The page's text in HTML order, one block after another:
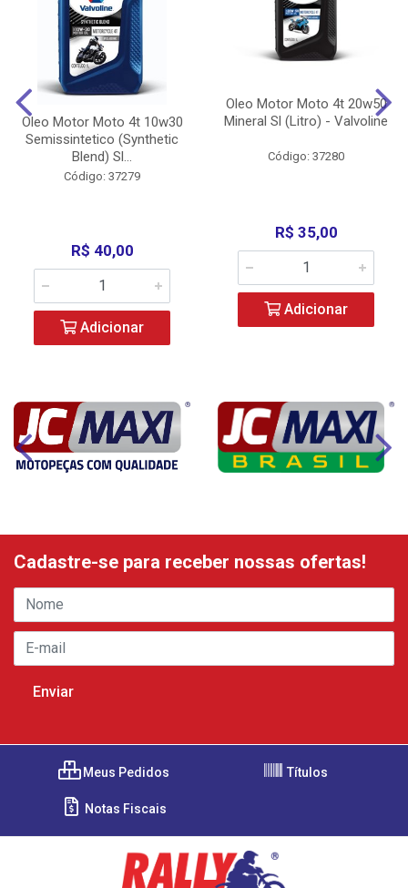
Oleo Motor Moto 4t 10w30
Semissintetico (Synthetic
Blend) Sl...
Código: 37279
R$ 40,00
Adicionar
Oleo Motor Moto 4t 20w50
Mineral Sl (Litro) - Valvoline
Código: 37280
R$ 35,00
Adicionar
Cadastre-se para receber nossas ofertas!
Meus Pedidos Títulos
Notas Fiscais